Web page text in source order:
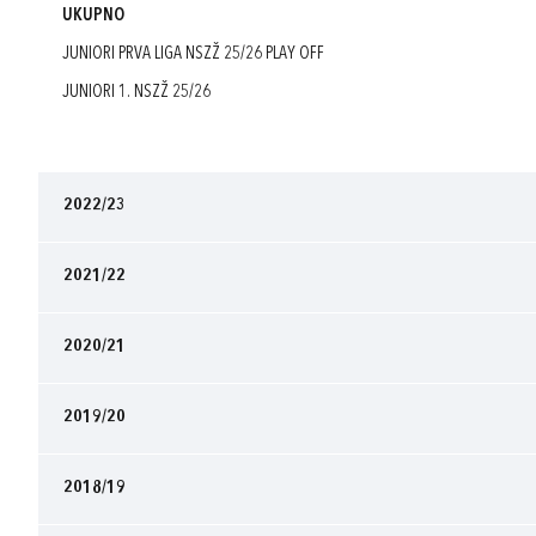
UKUPNO
JUNIORI PRVA LIGA NSZŽ 25/26 PLAY OFF
JUNIORI 1. NSZŽ 25/26
2022/23
2021/22
2020/21
2019/20
2018/19